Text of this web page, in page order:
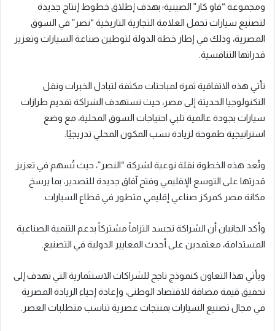
ي
ا
ومجموعة “فاو كار” الصينية؛ بهدف إطلاق خطوط إنتاج جديدة
لتصنيع سيارات تحمل العلامة التجارية التاريخية “نصر” في السوق
المصرية، وذلك في إطار خطة الدولة لتوطين صناعة السيارات وتعزيز
قدراتها التنافسية.
تأتي هذه الاتفاقية ثمرة لمباحثات مكثفة لتبادل الخبرات ونقل
التكنولوجيا الحديثة إلى مصر، حيث تستهدف الشراكة تقديم طرازات
سيارات بجودة عالمية تلبي احتياجات السوق المحلية، مع وضع
استراتيجية طموحة لزيادة نسب المكون المحلي تدريجيًا.
وتُعد هذه الخطوة نقلة نوعية لشركة “النصر”، حيث تُسهم في تعزيز
قدرتها على التوسع الإقليمي وفتح آفاق جديدة للتصدير، بما يرسخ
مكانة مصر كمركز صناعي إقليمي متطور في قطاع السيارات.
وأكد الجانبان أن الشراكة تجسد التزاماً مشتركاً بدعم التنمية الصناعية
المستدامة، معتمدين على أحدث المعايير الدولية في التصنيع.
ويأتي هذا التعاون كنموذج ناجح للشراكات الاستثمارية التي تهدف إلى
تحقيق قيمة مضافة للاقتصاد الوطني، وإعادة إحياء الريادة المصرية
في مجال تصنيع السيارات بمنتجات عصرية تناسب متطلبات العصر.